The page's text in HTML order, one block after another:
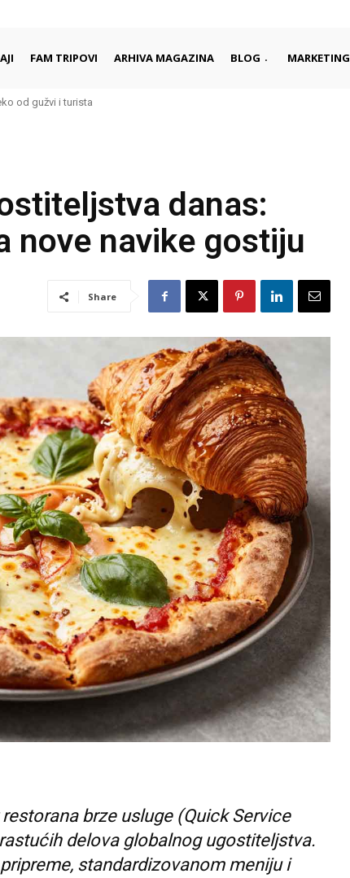
FAM TRIPOVI ARHIVA MAGAZINA BLOG MARKETING
i završavaju dan
od gužvi i turista
danas:
nove navike gostiju
Share
brze usluge (Quick Service
delova globalnog ugostiteljstva.
standardizovanom meniju i